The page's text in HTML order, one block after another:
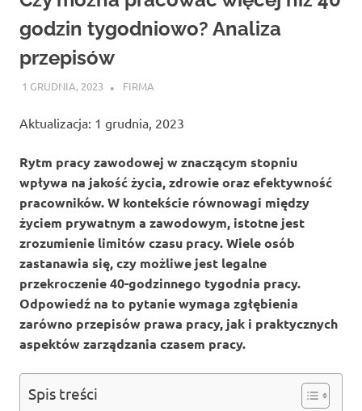
godzin tygodniowo? Analiza
przepisów
1 GRUDNIA, 2023 ATROX
FIRMA
Aktualizacja: 1 grudnia, 2023
Rytm pracy zawodowej w znaczącym stopniu
wpływa na jakość życia, zdrowie oraz efektywność
pracowników. W kontekście równowagi między
życiem prywatnym a zawodowym, istotne jest
zrozumienie limitów czasu pracy. Wiele osób
zastanawia się, czy możliwe jest legalne
przekroczenie 40-godzinnego tygodnia pracy.
Odpowiedź na to pytanie wymaga zgłębienia
zarówno przepisów prawa pracy, jak i praktycznych
aspektów zarządzania czasem pracy.
Spis treści